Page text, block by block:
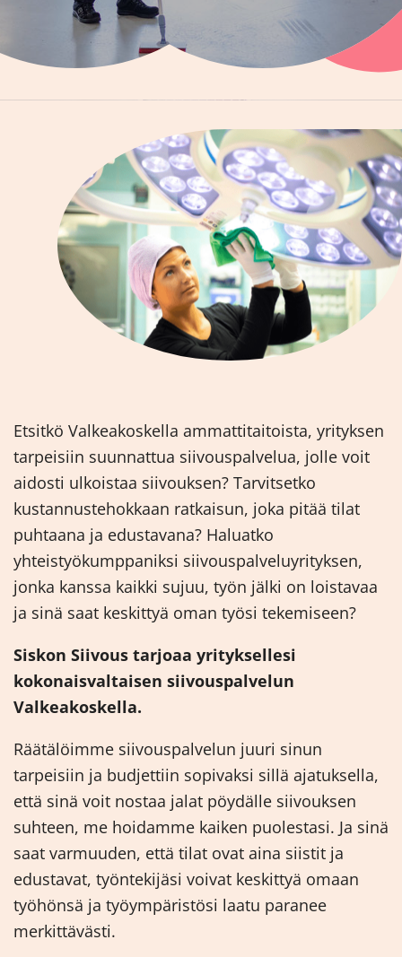
Etsitkö Valkeakoskella ammattitaitoista, yrityksen
tarpeisiin suunnattua siivouspalvelua, jolle voit
aidosti ulkoistaa siivouksen? Tarvitsetko
kustannustehokkaan ratkaisun, joka pitää tilat
puhtaana ja edustavana? Haluatko
yhteistyökumppaniksi siivouspalveluyrityksen,
jonka kanssa kaikki sujuu, työn jälki on loistavaa
ja sinä saat keskittyä oman työsi tekemiseen?
Siskon Siivous tarjoaa yrityksellesi
kokonaisvaltaisen siivouspalvelun
Valkeakoskella.
Räätälöimme siivouspalvelun juuri sinun
tarpeisiin ja budjettiin sopivaksi sillä ajatuksella,
että sinä voit nostaa jalat pöydälle siivouksen
suhteen, me hoidamme kaiken puolestasi. Ja sinä
saat varmuuden, että tilat ovat aina siistit ja
edustavat, työntekijäsi voivat keskittyä omaan
työhönsä ja työympäristösi laatu paranee
merkittävästi.